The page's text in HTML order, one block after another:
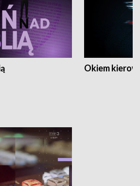
Okiem